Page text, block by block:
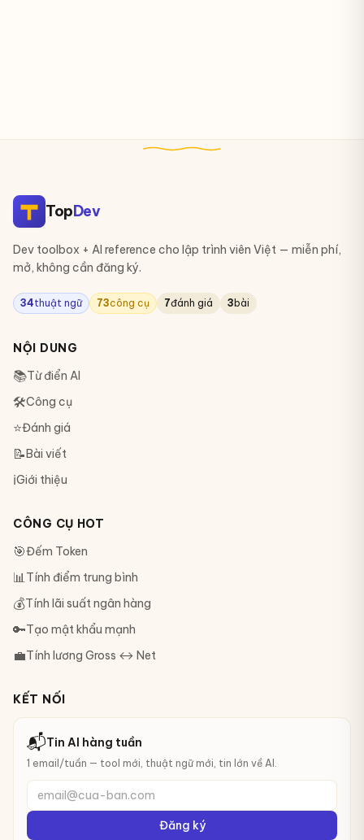
TopDev
Dev toolbox + AI reference cho lập trình viên Việt — miễn phí,
mở, không cần đăng ký.
34thuật ngữ 73công cụ 7đánh giá 3 bài
NỘI DUNG
📚Từ điển AI
🛠Công cụ
⭐Đánh giá
📝Bài viết
ℹ️Giới thiệu
CÔNG CỤ HOT
🎯Đếm Token
📊Tính điểm trung bình
💰Tính lãi suất ngân hàng
🔑Tạo mật khẩu mạnh
💼Tính lương Gross ↔ Net
KẾT NỐI
📬Tin AI hàng tuần
1 email/tuần — tool mới, thuật ngữ mới, tin lớn về AI.
email@cua-ban.com
Đăng ký